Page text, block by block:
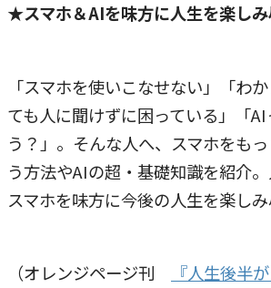
★スマホ＆AIを味方に人生を楽しみ
「スマホを使いこなせない」「わ
ても人に聞けずに困っている」「
う？」。そんな人へ、スマホをも
う方法やAIの超・基礎知識を紹介。
スマホを味方に今後の人生を楽しみ
（オレンジページ刊
『人生後半